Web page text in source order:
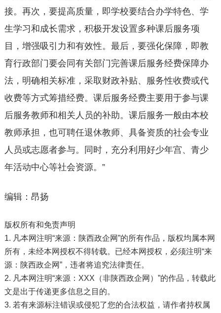
接。再次，要提高质量，即学校要结合办学特色、学
生学习和成长需求，积极开发设置多种课后服务项
目，增强吸引力和有效性。最后，要强化保障，即教
育行政部门要会同有关部门完善课后服务经费保障办
法，明确相关标准，采取财政补贴、服务性收费或代
收费等方式筹措经费。课后服务经费主要用于参与课
后服务教师和相关人员的补助。课后服务一般由本校
教师承担，也可聘任退休教师、具备资质的社会专业
人员或志愿者参与。同时，充分利用好少年宫、青少
年活动中心等社会资源。”
编辑：昂扬
版权所有和免责声明
1. 凡本网注明“来源：陕西政企网”的所有作品，版权均属本网
所有，未经本网授权不得转载。已经本网授权，必须注明“来
源：陕西政企网”，违者将追究法律责任。
2. 凡本网注明“来源：XXX（非陕西政企网）”的作品，转载此
文是出于传递更多信息之目的。
3. 若有来源标注错误或侵犯了您的合法权益，请作者持权属